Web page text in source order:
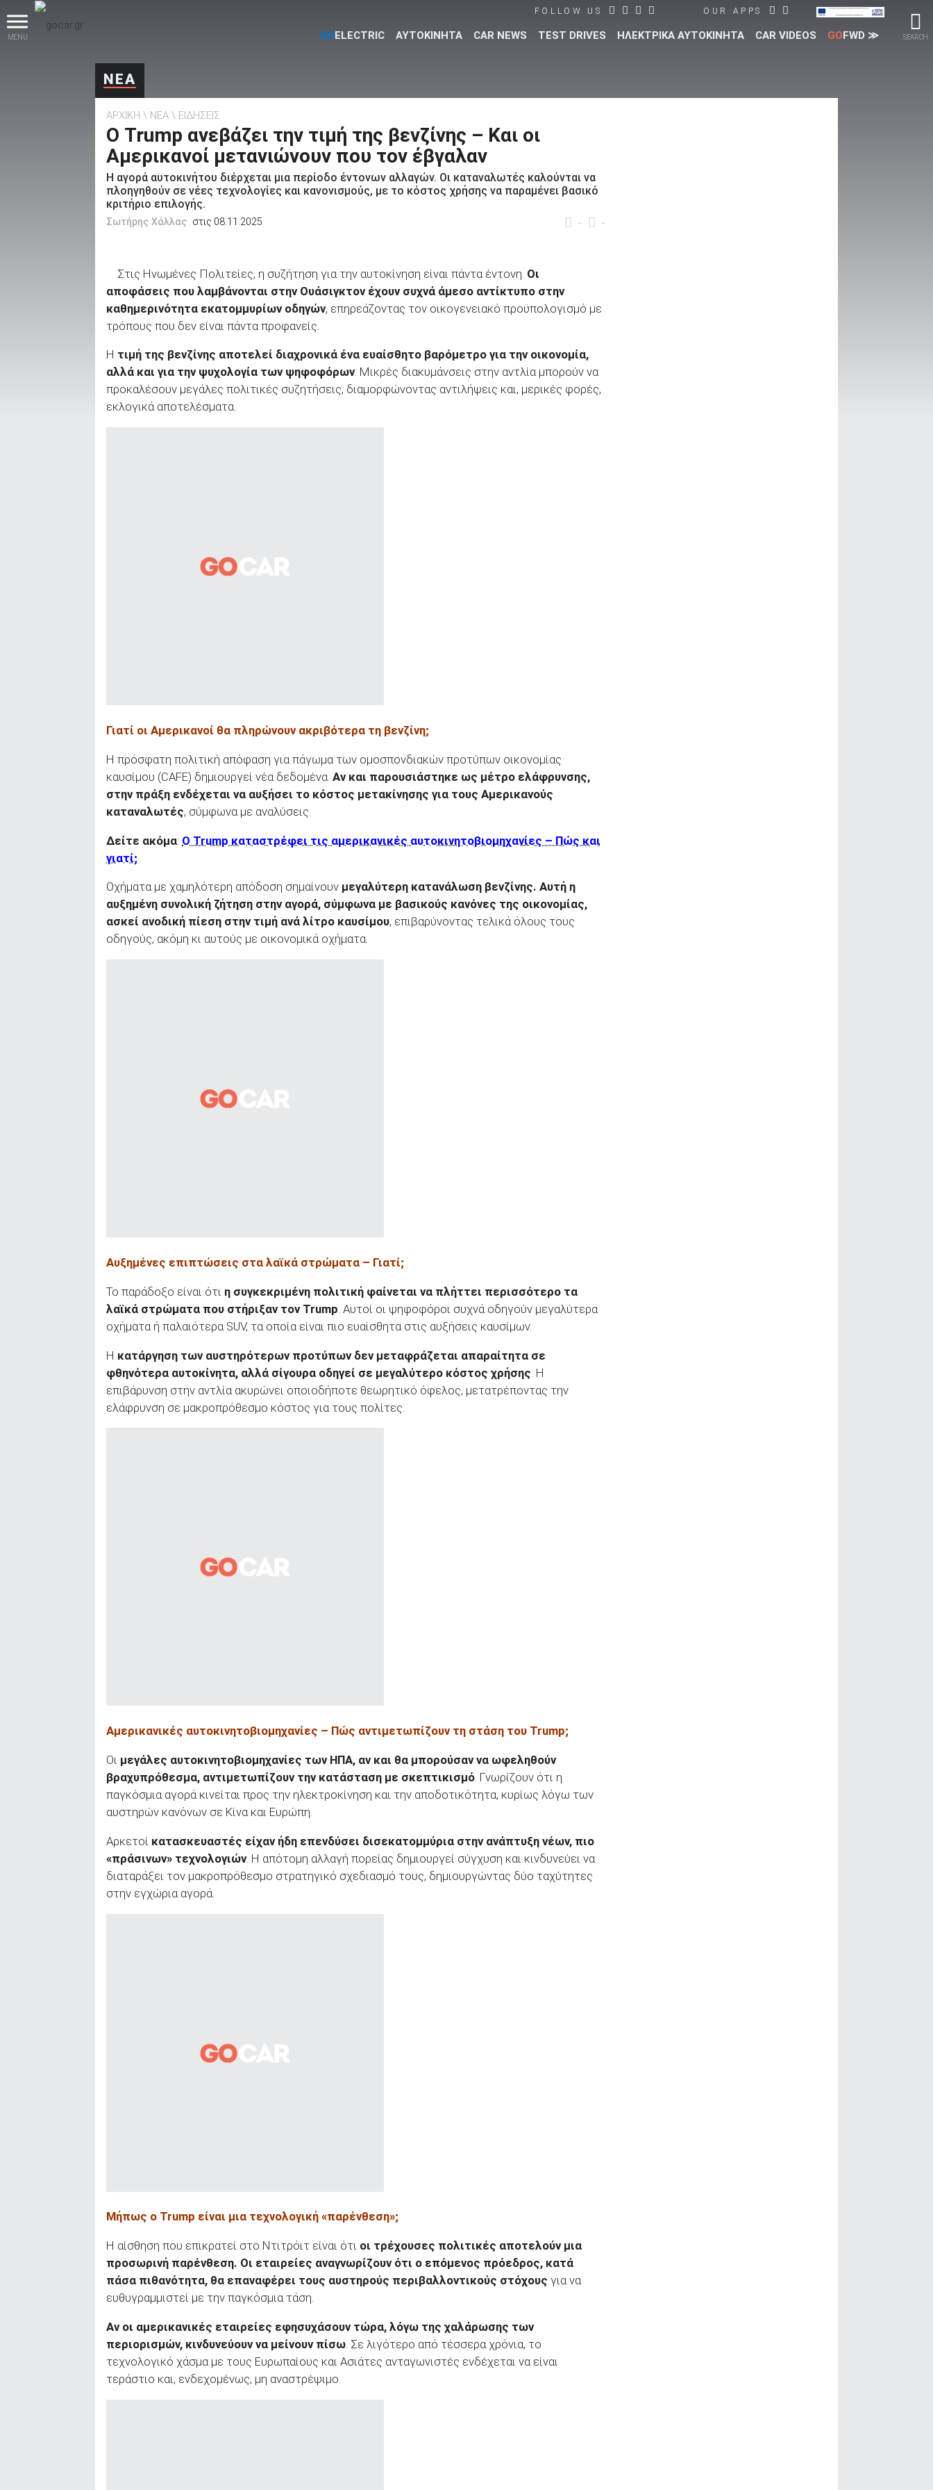
MENU SEARCH
FOLLOW US OUR APPS
GOELECTRIC ΑΥΤΟΚΙΝΗΤΑ CAR NEWS TEST DRIVES ΗΛΕΚΤΡΙΚΑ ΑΥΤΟΚΙΝΗΤΑ CAR VIDEOS GOFWD ≫
Βρες τα πάντα για το αυτοκίνητο!
βρες το!
Μεταχειρισμένα
ΝΕΑ
ΑΡΧΙΚΗ ΝΕΑ ΕΙΔΗΣΕΙΣ
Ο Trump ανεβάζει την τιμή της βενζίνης – Και οι
Αμερικανοί μετανιώνουν που τον έβγαλαν
Η αγορά αυτοκινήτου διέρχεται μια περίοδο έντονων αλλαγών. Οι καταναλωτές καλούνται να
πλοηγηθούν σε νέες τεχνολογίες και κανονισμούς, με το κόστος χρήσης να παραμένει βασικό
κριτήριο επιλογής.
- -
Σωτήρης Χάλλας στις 08.11.2025
Στις Ηνωμένες Πολιτείες, η συζήτηση για την αυτοκίνηση είναι πάντα έντονη. Οι
αποφάσεις που λαμβάνονται στην Ουάσιγκτον έχουν συχνά άμεσο αντίκτυπο στην
καθημερινότητα εκατομμυρίων οδηγών, επηρεάζοντας τον οικογενειακό προϋπολογισμό με
τρόπους που δεν είναι πάντα προφανείς.
Η τιμή της βενζίνης αποτελεί διαχρονικά ένα ευαίσθητο βαρόμετρο για την οικονομία,
αλλά και για την ψυχολογία των ψηφοφόρων. Μικρές διακυμάνσεις στην αντλία μπορούν να
προκαλέσουν μεγάλες πολιτικές συζητήσεις, διαμορφώνοντας αντιλήψεις και, μερικές φορές,
εκλογικά αποτελέσματα.
Γιατί οι Αμερικανοί θα πληρώνουν ακριβότερα τη βενζίνη;
Η πρόσφατη πολιτική απόφαση για πάγωμα των ομοσπονδιακών προτύπων οικονομίας
καυσίμου (CAFE) δημιουργεί νέα δεδομένα. Αν και παρουσιάστηκε ως μέτρο ελάφρυνσης,
στην πράξη ενδέχεται να αυξήσει το κόστος μετακίνησης για τους Αμερικανούς
καταναλωτές, σύμφωνα με αναλύσεις.
Δείτε ακόμα: Ο Trump καταστρέφει τις αμερικανικές αυτοκινητοβιομηχανίες – Πώς και
γιατί;
Οχήματα με χαμηλότερη απόδοση σημαίνουν μεγαλύτερη κατανάλωση βενζίνης. Αυτή η
αυξημένη συνολική ζήτηση στην αγορά, σύμφωνα με βασικούς κανόνες της οικονομίας,
ασκεί ανοδική πίεση στην τιμή ανά λίτρο καυσίμου, επιβαρύνοντας τελικά όλους τους
οδηγούς, ακόμη κι αυτούς με οικονομικά οχήματα.
Αυξημένες επιπτώσεις στα λαϊκά στρώματα – Γιατί;
Το παράδοξο είναι ότι η συγκεκριμένη πολιτική φαίνεται να πλήττει περισσότερο τα
λαϊκά στρώματα που στήριξαν τον Trump . Αυτοί οι ψηφοφόροι συχνά οδηγούν μεγαλύτερα
οχήματα ή παλαιότερα SUV, τα οποία είναι πιο ευαίσθητα στις αυξήσεις καυσίμων.
Η κατάργηση των αυστηρότερων προτύπων δεν μεταφράζεται απαραίτητα σε
φθηνότερα αυτοκίνητα, αλλά σίγουρα οδηγεί σε μεγαλύτερο κόστος χρήσης . Η
επιβάρυνση στην αντλία ακυρώνει οποιοδήποτε θεωρητικό όφελος, μετατρέποντας την
ελάφρυνση σε μακροπρόθεσμο κόστος για τους πολίτες.
Αμερικανικές αυτοκινητοβιομηχανίες – Πώς αντιμετωπίζουν τη στάση του Trump;
Οι μεγάλες αυτοκινητοβιομηχανίες των ΗΠΑ, αν και θα μπορούσαν να ωφεληθούν
βραχυπρόθεσμα, αντιμετωπίζουν την κατάσταση με σκεπτικισμό . Γνωρίζουν ότι η
παγκόσμια αγορά κινείται προς την ηλεκτροκίνηση και την αποδοτικότητα, κυρίως λόγω των
αυστηρών κανόνων σε Κίνα και Ευρώπη.
Αρκετοί κατασκευαστές είχαν ήδη επενδύσει δισεκατομμύρια στην ανάπτυξη νέων, πιο
«πράσινων» τεχνολογιών. Η απότομη αλλαγή πορείας δημιουργεί σύγχυση και κινδυνεύει να
διαταράξει τον μακροπρόθεσμο στρατηγικό σχεδιασμό τους, δημιουργώντας δύο ταχύτητες
στην εγχώρια αγορά.
Μήπως ο Trump είναι μια τεχνολογική «παρένθεση»;
Η αίσθηση που επικρατεί στο Ντιτρόιτ είναι ότι οι τρέχουσες πολιτικές αποτελούν μια
προσωρινή παρένθεση. Οι εταιρείες αναγνωρίζουν ότι ο επόμενος πρόεδρος, κατά
πάσα πιθανότητα, θα επαναφέρει τους αυστηρούς περιβαλλοντικούς στόχους για να
ευθυγραμμιστεί με την παγκόσμια τάση.
Αν οι αμερικανικές εταιρείες εφησυχάσουν τώρα, λόγω της χαλάρωσης των
περιορισμών, κινδυνεύουν να μείνουν πίσω . Σε λιγότερο από τέσσερα χρόνια, το
τεχνολογικό χάσμα με τους Ευρωπαίους και Ασιάτες ανταγωνιστές ενδέχεται να είναι
τεράστιο και, ενδεχομένως, μη αναστρέψιμο.